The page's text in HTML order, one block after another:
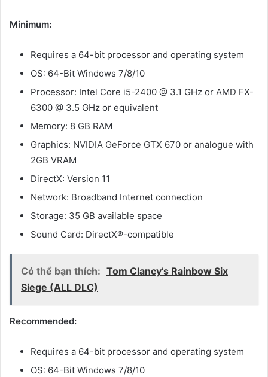
Minimum:
Requires a 64-bit processor and operating system
OS: 64-Bit Windows 7/8/10
Processor: Intel Core i5-2400 @ 3.1 GHz or AMD FX-
6300 @ 3.5 GHz or equivalent
Memory: 8 GB RAM
Graphics: NVIDIA GeForce GTX 670 or analogue with
2GB VRAM
DirectX: Version 11
Network: Broadband Internet connection
Storage: 35 GB available space
Sound Card: DirectX®-compatible
Có thể bạn thích: Tom Clancy’s Rainbow Six
Siege (ALL DLC)
Recommended:
Requires a 64-bit processor and operating system
OS: 64-Bit Windows 7/8/10